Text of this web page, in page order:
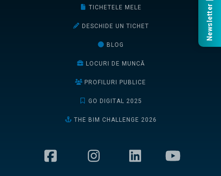
TICHETELE MELE
DESCHIDE UN TICHET
BLOG
LOCURI DE MUNCĂ
PROFILURI PUBLICE
GO DIGITAL 2025
THE BIM CHALLENGE 2026
Newsletter